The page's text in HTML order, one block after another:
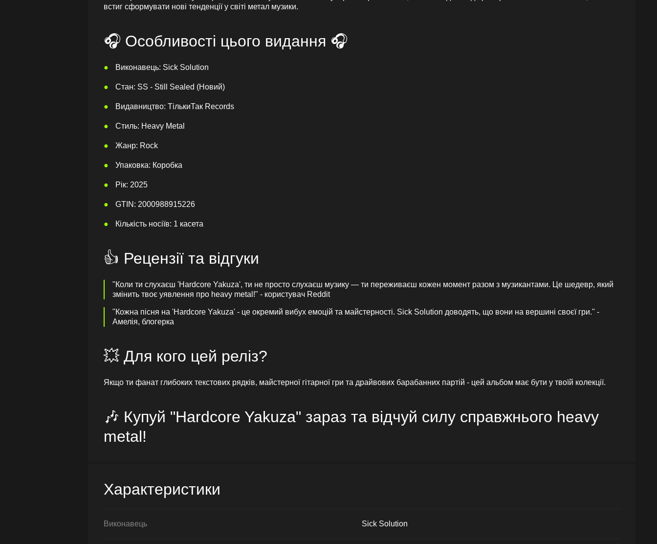
встиг сформувати нові тенденції у світі метал музики.
🎧 Особливості цього видання 🎧
Виконавець: Sick Solution
Стан: SS - Still Sealed (Новий)
Видавництво: ТількиТак Records
Стиль: Heavy Metal
Жанр: Rock
Упаковка: Коробка
Рік: 2025
GTIN: 2000988915226
Кількість носіїв: 1 касета
👍 Рецензії та відгуки
"Коли ти слухаєш 'Hardcore Yakuza', ти не просто слухаєш музику — ти переживаєш кожен момент разом з музикантами. Це шедевр, який
змінить твоє уявлення про heavy metal!" - користувач Reddit
"Кожна пісня на 'Hardcore Yakuza' - це окремий вибух емоцій та майстерності. Sick Solution доводять, що вони на вершині своєї гри." -
Амелія, блогерка
💥 Для кого цей реліз?
Якщо ти фанат глибоких текстових рядків, майстерної гітарної гри та драйвових барабанних партій - цей альбом має бути у твоїй колекції.
🎶 Купуй "Hardcore Yakuza" зараз та відчуй силу справжнього heavy
metal!
Характеристики
Виконавець Sick Solution